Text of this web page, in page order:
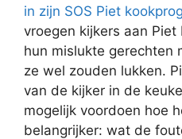
in zijn SOS Piet
vroegen kijkers aan
hun mislukte gerechten
ze wel zouden lukken.
van de kijker in de
mogelijk voordoen hoe
belangrijker: wat de